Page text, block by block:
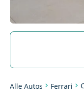
Alle Autos Ferrari